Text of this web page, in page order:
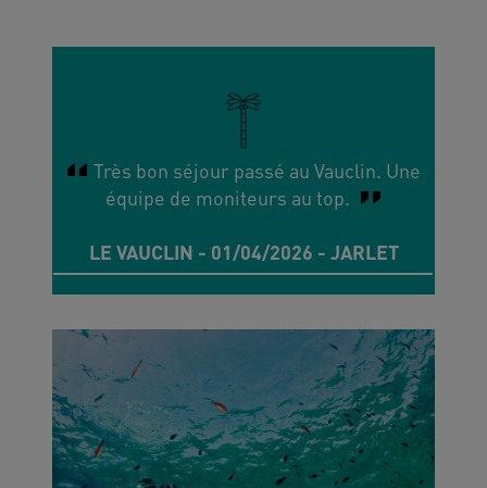
Très bon séjour passé au Vauclin. Une
équipe de moniteurs au top.
LE VAUCLIN - 01/04/2026 - JARLET